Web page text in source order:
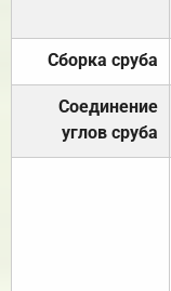
Сборка сруба
Соединение
углов сруба